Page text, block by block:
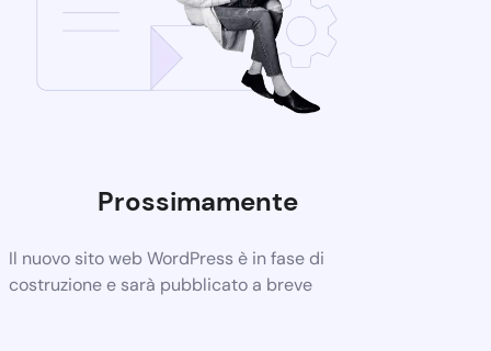
Prossimamente
Il nuovo sito web WordPress è in fase di
costruzione e sarà pubblicato a breve